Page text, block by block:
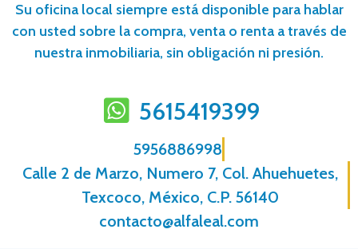
Su oficina local siempre está disponible para hablar
con usted sobre la compra, venta o renta a través de
nuestra inmobiliaria, sin obligación ni presión.
5615419399
5956886998
Calle 2 de Marzo, Numero 7, Col. Ahuehuetes,
Texcoco, México, C.P. 56140
contacto@alfaleal.com